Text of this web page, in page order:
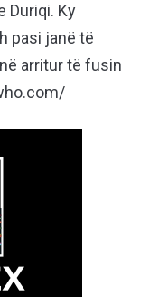
Duriqi. Ky
pasi janë të
arritur të fusin